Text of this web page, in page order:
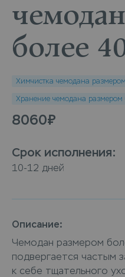
более
Химчистка чемодана размером
Хранение чемодана размером
8060₽
Срок исполнения:
10-12 дней
Описание:
Чемодан размером
подвергается частым
к себе тщательного